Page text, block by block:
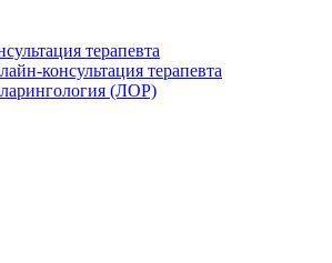
терапевта
консультация терапевта
(ЛОР)